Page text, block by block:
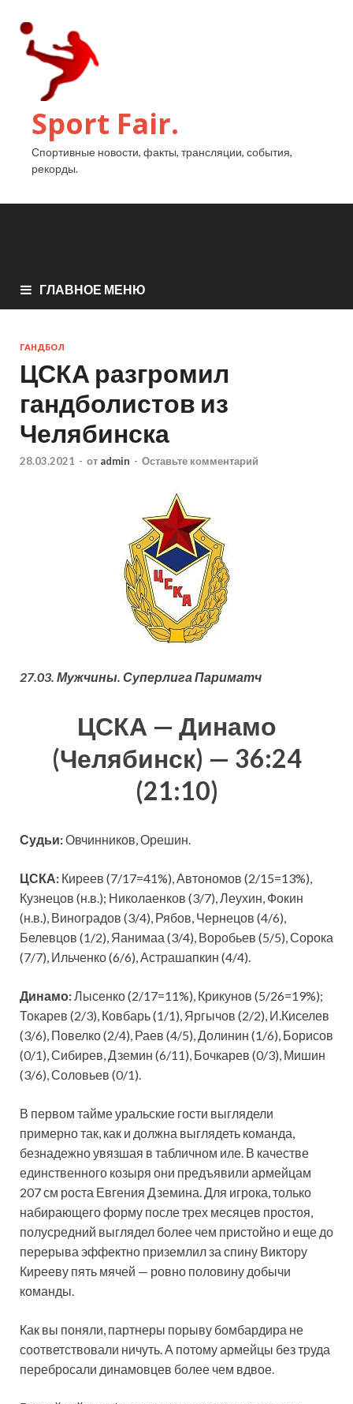
Sport Fair.
Спортивные новости, факты, трансляции, события,
рекорды.
ГЛАВНОЕ МЕНЮ
ГАНДБОЛ
ЦСКА разгромил
гандболистов из
Челябинска
28.03.2021 - от admin - Оставьте комментарий
27.03. Мужчины. Суперлига Париматч
ЦСКА — Динамо
(Челябинск) — 36:24
(21:10)
Судьи:Овчинников, Орешин.
ЦСКА: Киреев (7/17=41%), Автономов (2/15=13%),
Кузнецов (н.в.); Николаенков (3/7), Леухин, Фокин
(н.в.), Виноградов (3/4), Рябов, Чернецов (4/6),
Белевцов (1/2), Яанимаа (3/4), Воробьев (5/5), Сорока
(7/7), Ильченко (6/6), Астрашапкин (4/4).
Динамо:Лысенко (2/17=11%), Крикунов (5/26=19%);
Токарев (2/3), Ковбарь (1/1), Яргычов (2/2), И.Киселев
(3/6), Повелко (2/4), Раев (4/5), Долинин (1/6), Борисов
(0/1), Сибирев, Дземин (6/11), Бочкарев (0/3), Мишин
(3/6), Соловьев (0/1).
В первом тайме уральские гости выглядели
примерно так, как и должна выглядеть команда,
безнадежно увязшая в табличном иле. В качестве
единственного козыря они предъявили армейцам
207 см роста Евгения Дземина. Для игрока, только
набирающего форму после трех месяцев простоя,
полусредний выглядел более чем пристойно и еще до
перерыва эффектно приземлил за спину Виктору
Кирееву пять мячей — ровно половину добычи
команды.
Как вы поняли, партнеры порыву бомбардира не
соответствовали ничуть. А потому армейцы без труда
перебросали динамовцев более чем вдвое.